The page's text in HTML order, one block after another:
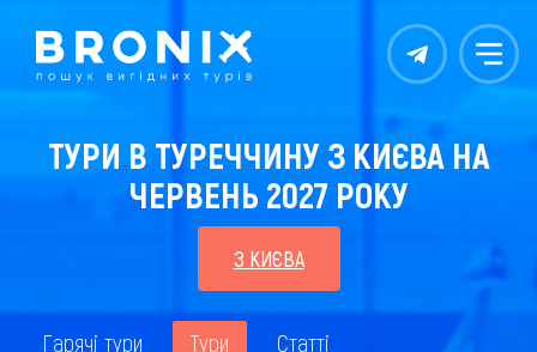
Контакты Меню
ТУРИ В ТУРЕЧЧИНУ З КИЄВА НА
ЧЕРВЕНЬ 2027 РОКУ
З КИЄВА
Гарячі тури Тури Статті